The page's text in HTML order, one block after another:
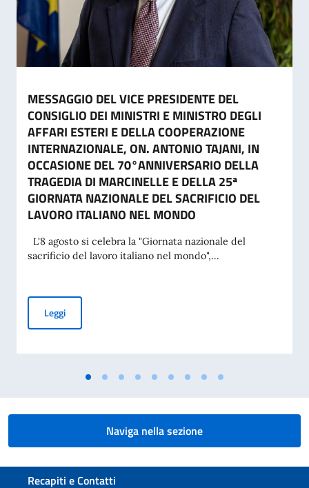
MESSAGGIO DEL VICE PRESIDENTE DEL
CONSIGLIO DEI MINISTRI E MINISTRO DEGLI
AFFARI ESTERI E DELLA COOPERAZIONE
INTERNAZIONALE, ON. ANTONIO TAJANI, IN
OCCASIONE DEL 70°ANNIVERSARIO DELLA
TRAGEDIA DI MARCINELLE E DELLA 25ª
GIORNATA NAZIONALE DEL SACRIFICIO DEL
LAVORO ITALIANO NEL MONDO
L'8 agosto si celebra la "Giornata nazionale del
sacrificio del lavoro italiano nel mondo",...
LeggiMESSAGGIO DEL VICE PRESIDENTE DEL CONSIGLIO DEI
Naviga nella sezione
Sezione footer
Recapiti e Contatti